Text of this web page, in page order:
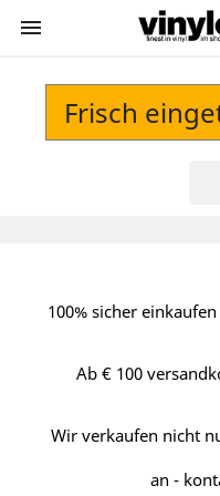

Frisch
100% sicher
Ab € 100
Wir verkaufen nicht
an -